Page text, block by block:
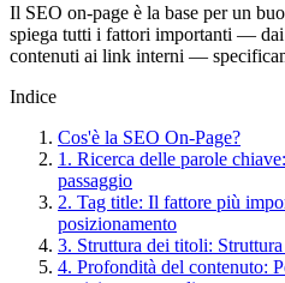
Il SEO on-page è la base per un
spiega tutti i fattori importanti — dai
contenuti ai link interni —
Indice
Cos'è la SEO On-Page?
1. Ricerca delle parole
passaggio
2. Tag title: Il fattore più
posizionamento
3. Struttura dei titoli:
4. Profondità del contenuto: